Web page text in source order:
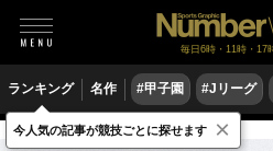
毎日6時・11時・17
ランキング 名作 #甲子園 #Jリーグ
サッカー Jリーグ
今人気の記事が競技ごとに探せます ×